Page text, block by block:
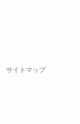
サイトマップ